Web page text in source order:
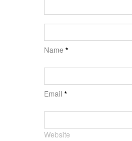
Name *
Email *
Website